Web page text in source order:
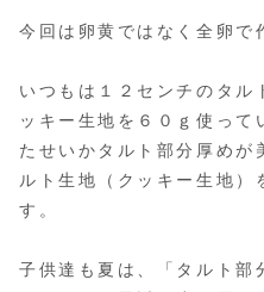
今回は卵黄ではなく全卵で
いつもは１２センチのタル
ッキー生地を６０ｇ使って
たせいかタルト部分厚めが
ルト生地（クッキー生地）
す。
子供達も夏は、「タルト部